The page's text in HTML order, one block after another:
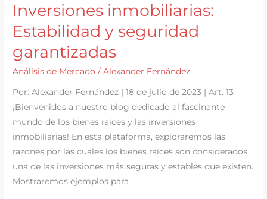
Inversiones inmobiliarias:
Estabilidad y seguridad
garantizadas
Análisis de Mercado /Alexander Fernández
Por: Alexander Fernández | 18 de julio de 2023 | Art. 13
¡Bienvenidos a nuestro blog dedicado al fascinante
mundo de los bienes raíces y las inversiones
inmobiliarias! En esta plataforma, exploraremos las
razones por las cuales los bienes raíces son considerados
una de las inversiones más seguras y estables que existen.
Mostraremos ejemplos para